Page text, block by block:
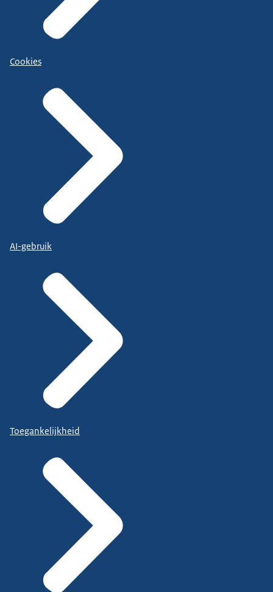
Cookies
AI-gebruik
Toegankelijkheid